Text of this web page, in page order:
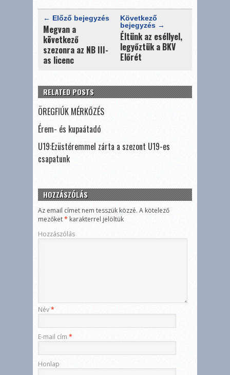
← Előző bejegyzés
Megvan a
következő
szezonra az NB III-
as licenc
Következő
bejegyzés →
Éltünk az eséllyel,
legyőztük a BKV
Előrét
RELATED POSTS
ÖREGFIÚK MÉRKŐZÉS
Érem- és kupaátadó
U19:Ezüstéremmel zárta a szezont U19-es
csapatunk
HOZZÁSZÓLÁS
Az email címet nem tesszük közzé. A kötelező
mezőket*karakterrel jelöltük
Hozzászólás
Név*
E-mail cím *
Honlap